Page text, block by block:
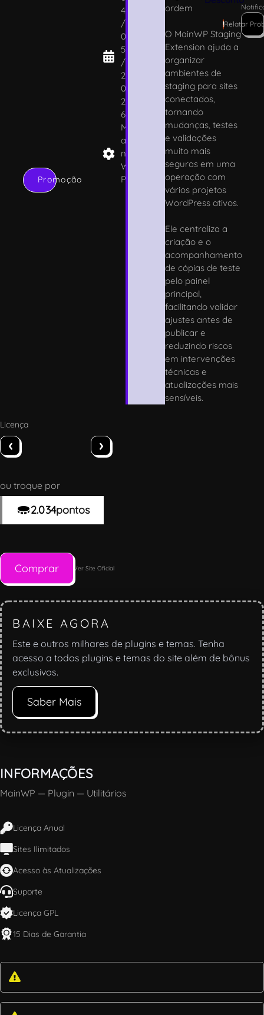
Promoção
4
/
0
5
/
2
0
2
6
M
ai
n
W
P
ordem
O MainWP Staging
Extension ajuda a
organizar
ambientes de
staging para sites
conectados,
tornando
mudanças, testes
e validações
muito mais
seguras em uma
operação com
vários projetos
WordPress ativos.
Ele centraliza a
criação e o
acompanhamento
de cópias de teste
pelo painel
principal,
facilitando validar
ajustes antes de
publicar e
reduzindo riscos
em intervenções
técnicas e
atualizações mais
sensíveis.
!Relatar
Licença
‹ ›
ou troque por
2.034pontos
Comprar Ver Site Oficial
BAIXE AGORA
Este e outros milhares de plugins e temas. Tenha
acesso a todos plugins e temas do site além de bônus
exclusivos.
Saber Mais
INFORMAÇÕES
MainWP — Plugin — Utilitários
Licença Anual
Sites Ilimitados
Acesso às Atualizações
Suporte
Licença GPL
15 Dias de Garantia